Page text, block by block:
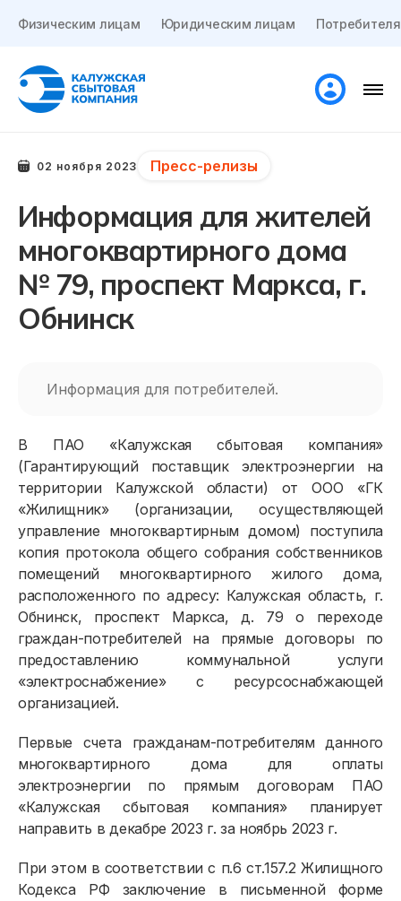
Физическим лицам Юридическим лицам
02 ноября 2023 Пресс-релизы
Информация для жителей
многоквартирного дома
№ 79, проспект Маркса, г.
Обнинск
Информация для потребителей.
В ПАО «Калужская сбытовая компания»
(Гарантирующий поставщик электроэнергии на
территории Калужской области) от ООО «ГК
«Жилищник» (организации, осуществляющей
управление многоквартирным домом) поступила
копия протокола общего собрания собственников
помещений многоквартирного жилого дома,
расположенного по адресу: Калужская область, г.
Обнинск, проспект Маркса, д. 79 о переходе
граждан-потребителей на прямые договоры по
предоставлению коммунальной услуги
«электроснабжение» с ресурсоснабжающей
организацией.
Первые счета гражданам-потребителям данного
многоквартирного дома для оплаты
электроэнергии по прямым договорам ПАО
«Калужская сбытовая компания» планирует
направить в декабре 2023 г. за ноябрь 2023 г.
При этом в соответствии с п.6 ст.157.2 Жилищного
Кодекса РФ заключение в письменной форме